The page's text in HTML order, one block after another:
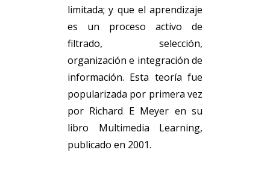
limitada; y que el aprendizaje
es un proceso activo de
filtrado, selección,
organización e integración de
información. Esta teoría fue
popularizada por primera vez
por Richard E Meyer en su
libro Multimedia Learning,
publicado en 2001.